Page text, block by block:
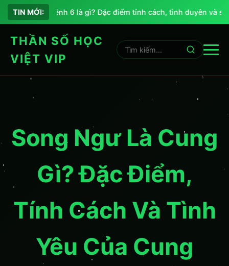
TIN MỚI:
Chỉ số sứ mệnh 6 là gì? Đặc điểm tính cách, tình duyên và sự
THẦN SỐ HỌC
VIỆT VIP
Song Ngư Là Cung
Gì? Đặc Điểm,
Tính Cách Và Tình
Yêu Của Cung